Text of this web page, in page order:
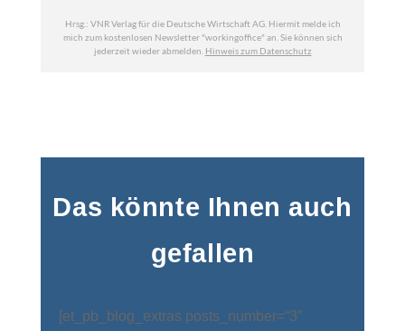
Das könnte Ihnen auch
gefallen
[et_pb_blog_extras posts_number=“3″